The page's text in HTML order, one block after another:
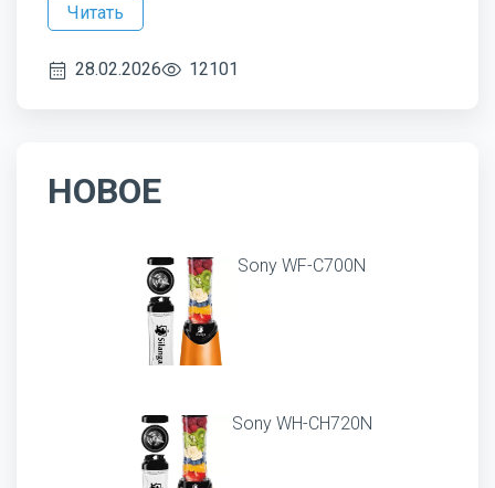
Читать
28.02.2026 12101
НОВОЕ
Sony WF-C700N
Sony WH-CH720N